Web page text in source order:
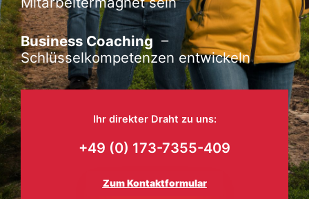
Business Coaching –
Schlüsselkompetenzen entwickeln
Ihr direkter Draht zu uns:
+49 (0) 173-7355-409
Zum Kontaktformular